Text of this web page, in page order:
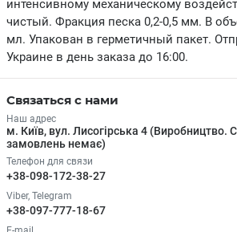
интенсивному механическому
чистый. Фракция песка 0,2-0,5 мм. В
мл. Упакован в герметичный пакет.
Украине в день заказа до 16:00.
Связаться с нами
Наш адрес
м. Київ, вул. Лисогірська 4 (Виробництво.
замовлень немає)
Телефон для связи
+38-098-172-38-27
Viber, Telegram
+38-097-777-18-67